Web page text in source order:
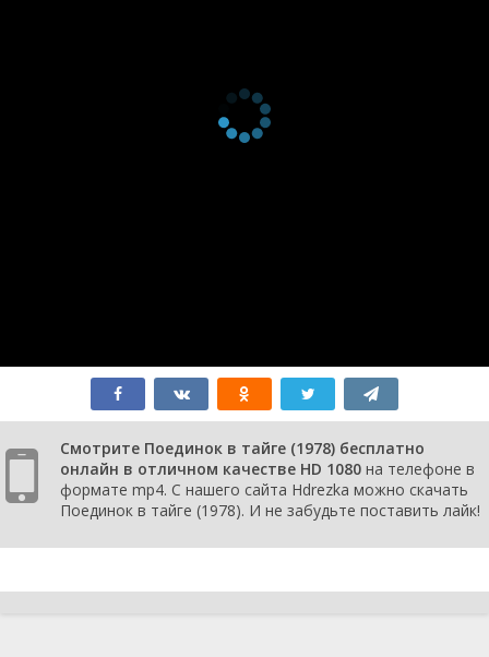
Смотрите Поединок в тайге (1978) бесплатно
онлайн в отличном качестве HD 1080 на телефоне в
формате mp4. С нашего сайта Hdrezka можно скачать
Поединок в тайге (1978). И не забудьте поставить лайк!